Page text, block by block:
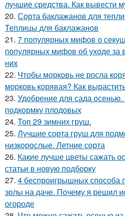
лучшие средства. Как вывести
20. Сорта баклажанов для
Теплицы для баклажанов
21. 7 популярных мифов о
популярных мифов об уходе за
них
22. Чтобы морковь не росла
морковь корявая? Как
23. Удобрение для сада
подкормку плодовых
24. Топ 29 зимних груш.
25. Лучшие сорта груш для
низкорослые. Летние сорта
26. Какие лучше цветы сажать
статьи в новую подборку
27. 4 беспроигрышных способа
золы на даче. Почему я решил
огороде